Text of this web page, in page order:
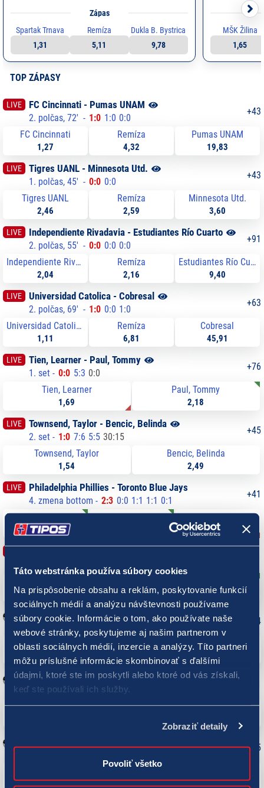
Táto webstránka používa súbory cookies
Na prispôsobenie obsahu a reklám, poskytovanie funkcií
sociálnych médií a analýzu návštevnosti používame
súbory cookie. Informácie o tom, ako používate naše
webové stránky, poskytujeme aj našim partnerom v
oblasti sociálnych médií, inzercie a analýzy. Títo partneri
môžu príslušné informácie skombinovať s ďalšími
údajmi, ktoré ste im poskytli alebo ktoré od vás získali,
keď ste používali ich služby.
Zobraziť detaily
Povoliť všetko
Zápas
Spartak Trnava
1,31
Remíza
5,11
Dukla B. Bystrica
9,78
MŠK Žilina
1,65
TOP ZÁPASY
LIVE FC Cincinnati - Pumas UNAM
2. polčas, 72' - 1:0 1 :0 0:0
+43
FC Cincinnati
1,27
Remíza
4,32
Pumas UNAM
19,83
LIVE Tigres UANL - Minnesota Utd.
1. polčas, 45' - 0:0 0:0
+43
Tigres UANL
2,46
Remíza
2,59
Minnesota Utd.
3,60
LIVE Independiente Rivadavia - Estudiantes Río Cuarto
2. polčas, 55' - 0:0 0:0 0:0
+91
Independiente Rivadavia
2,04
Remíza
2,16
Estudiantes Río Cuarto
9,40
LIVE Universidad Catolica - Cobresal
2. polčas, 69' - 1:0 0:0 1 :0
+63
Universidad Catolica
1,11
Remíza
6,81
Cobresal
45,91
LIVE Tien, Learner - Paul, Tommy
1. set - 0:0 5:3 0:0
+76
Tien, Learner
1,69
Paul, Tommy
2,18
LIVE Townsend, Taylor - Bencic, Belinda
2. set - 1:0 7:6 5:5 30:15
+45
Townsend, Taylor
1,54
Bencic, Belinda
2,49
LIVE Philadelphia Phillies - Toronto Blue Jays
4. zmena bottom - 2:3 0:0 1 :1 1 :1 0:1
+41
Philadelphia Phillies
2,25
Remíza Toronto Blue Jays
2,05
5,93 7,59 1,28
Spartak Trnava - Dukla B. Bystrica
Dnes 18:30 -Zápas
184
Spartak Trnava
1,31
Remíza
5,11
Dukla B. Bystrica
9,78
MŠK Žilina - MFK Skalica
Zajtra 15:00-Zápas
MŠK Žilina
Remíza MFK Skalica
+185
2,64
Remíza
3,41 2,57